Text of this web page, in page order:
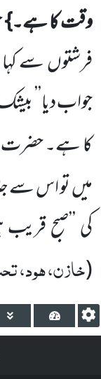
وقت کا ہے۔}
فرشتوںسے
جواب دیا’’
کا ہے۔
میں تو اس سے
کی ’’صبح
(خازن، ہود،